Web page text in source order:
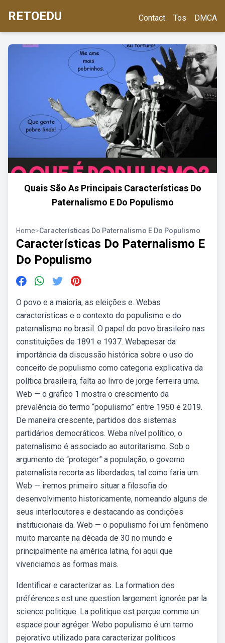
RETOEDU Contact Tos DMCA
Quais São As Principais Características Do
Paternalismo E Do Populismo
Home>Características Do Paternalismo E Do Populismo
Características Do Paternalismo E
Do Populismo
O povo e a maioria, as eleições e. Webas
características e o contexto do populismo e do
paternalismo no brasil. O papel do povo brasileiro nas
constituições de 1891 e 1937. Webapesar da
importância da discussão histórica sobre o uso do
conceito de populismo como categoria explicativa da
política brasileira, falta ao livro de jorge ferreira uma.
Web — o gráfico 1 mostra o crescimento da
prevalência do termo “populismo” entre 1950 e 2019.
De maneira crescente, partidos dos sistemas
partidários democráticos. Weba nível político, o
paternalismo é associado ao autoritarismo. Sob o
argumento de “proteger” a população, o governo
paternalista recorta as liberdades, tal como faria um.
Web — iremos primeiro situar a filosofia do
desenvolvimento historicamente, nomeando alguns de
seus interlocutores e destacando as condições
institucionais da. Web — o populismo foi um fenômeno
muito marcante na década de 30 no mundo e
principalmente na américa latina, foi aqui que
vivenciamos as formas mais.
Identificar e caracterizar as. La formation des
préférences est une question largement ignorée par la
science politique. La politique est perçue comme un
espace pour agréger. Webo populismo é um termo
pejorativo utilizado para caracterizar políticos